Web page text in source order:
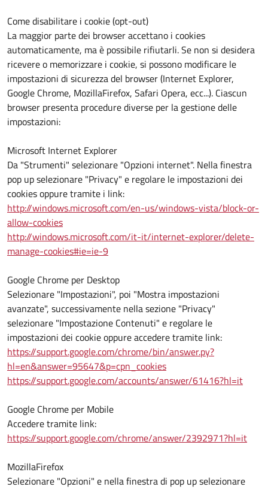
Come disabilitare i cookie (opt-out)
La maggior parte dei browser accettano i cookies
automaticamente, ma è possibile rifiutarli. Se non si desidera
ricevere o memorizzare i cookie, si possono modificare le
impostazioni di sicurezza del browser (Internet Explorer,
Google Chrome, MozillaFirefox, Safari Opera, ecc...). Ciascun
browser presenta procedure diverse per la gestione delle
impostazioni:
Microsoft Internet Explorer
Da "Strumenti" selezionare "Opzioni internet". Nella finestra
pop up selezionare "Privacy" e regolare le impostazioni dei
cookies oppure tramite i link:
http://windows.microsoft.com/en-us/windows-vista/block-or-
allow-cookies
http://windows.microsoft.com/it-it/internet-explorer/delete-
manage-cookies#ie=ie-9
Google Chrome per Desktop
Selezionare "Impostazioni", poi "Mostra impostazioni
avanzate", successivamente nella sezione "Privacy"
selezionare "Impostazione Contenuti" e regolare le
impostazioni dei cookie oppure accedere tramite link:
https://support.google.com/chrome/bin/answer.py?
hl=en&answer=95647&p=cpn_cookies
https://support.google.com/accounts/answer/61416?hl=it
Google Chrome per Mobile
Accedere tramite link:
https://support.google.com/chrome/answer/2392971?hl=it
MozillaFirefox
Selezionare "Opzioni" e nella finestra di pop up selezionare